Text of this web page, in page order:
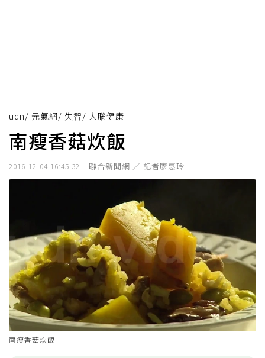
udn/ 元氣網/ 失智/ 大腦健康
南瘦香菇炊飯
2016-12-04 16:45:32 聯合新聞網 ／ 記者廖惠玲
南瘦香菇炊飯